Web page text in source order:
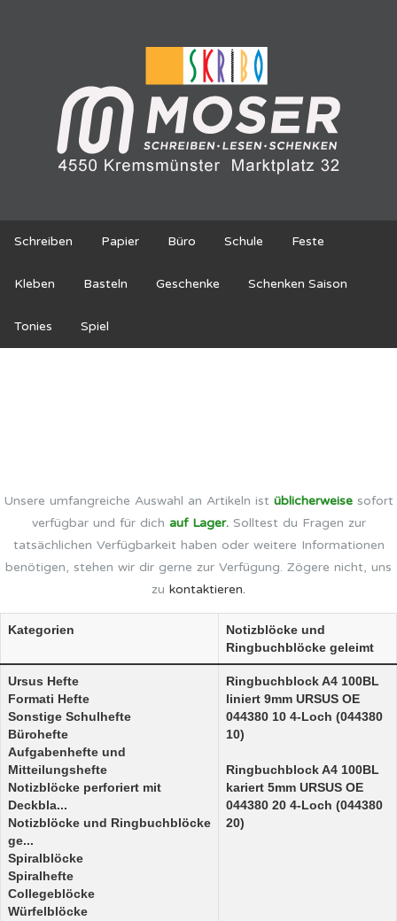
Schreiben Papier Büro Schule Feste
Kleben Basteln Geschenke Schenken Saison
Tonies Spiel
Unsere umfangreiche Auswahl an Artikeln ist üblicherweise sofort
verfügbar und für dich auf Lager.Solltest du Fragen zur
tatsächlichen Verfügbarkeit haben oder weitere Informationen
benötigen, stehen wir dir gerne zur Verfügung. Zögere nicht, uns
zu kontaktieren.
Kategorien
Notizblöcke und
Ringbuchblöcke geleimt
Ursus Hefte
Formati Hefte
Sonstige Schulhefte
Bürohefte
Aufgabenhefte und
Mitteilungshefte
Notizblöcke perforiert mit
Deckbla...
Notizblöcke und Ringbuchblöcke
ge...
Spiralblöcke
Spiralhefte
Collegeblöcke
Würfelblöcke
Ringbuchblock A4 100BL
liniert 9mm URSUS OE
044380 10 4-Loch (044380
10)
Ringbuchblock A4 100BL
kariert 5mm URSUS OE
044380 20 4-Loch (044380
20)